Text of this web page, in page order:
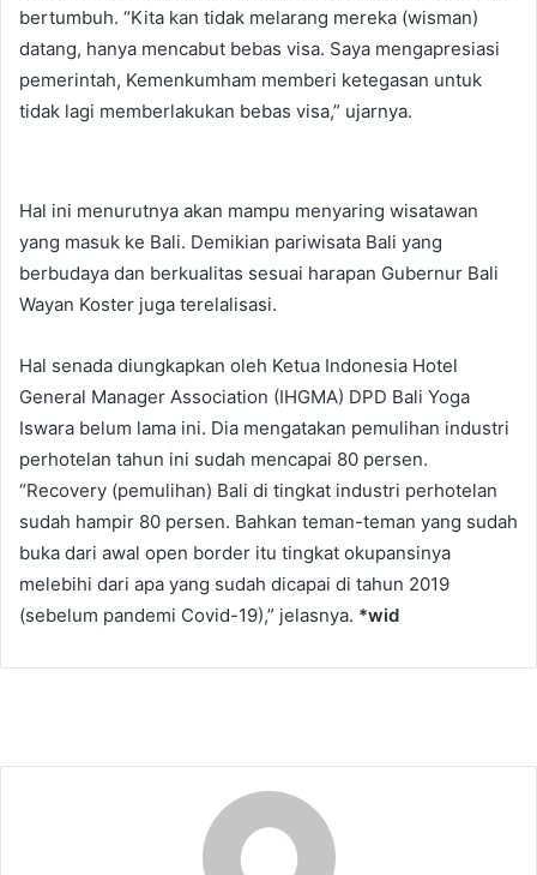
bertumbuh. “Kita kan tidak melarang mereka (wisman)
datang, hanya mencabut bebas visa. Saya mengapresiasi
pemerintah, Kemenkumham memberi ketegasan untuk
tidak lagi memberlakukan bebas visa,” ujarnya.
Hal ini menurutnya akan mampu menyaring wisatawan
yang masuk ke Bali. Demikian pariwisata Bali yang
berbudaya dan berkualitas sesuai harapan Gubernur Bali
Wayan Koster juga terelalisasi.
Hal senada diungkapkan oleh Ketua Indonesia Hotel
General Manager Association (IHGMA) DPD Bali Yoga
Iswara belum lama ini. Dia mengatakan pemulihan industri
perhotelan tahun ini sudah mencapai 80 persen.
“Recovery (pemulihan) Bali di tingkat industri perhotelan
sudah hampir 80 persen. Bahkan teman-teman yang sudah
buka dari awal open border itu tingkat okupansinya
melebihi dari apa yang sudah dicapai di tahun 2019
(sebelum pandemi Covid-19),” jelasnya. *wid